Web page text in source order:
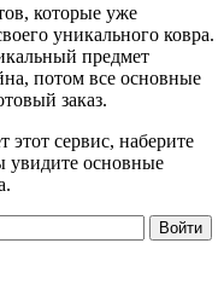
которые уже
уникального ковра.
предмет
потом все основные
заказ.
этот сервис, наберите
увидите основные